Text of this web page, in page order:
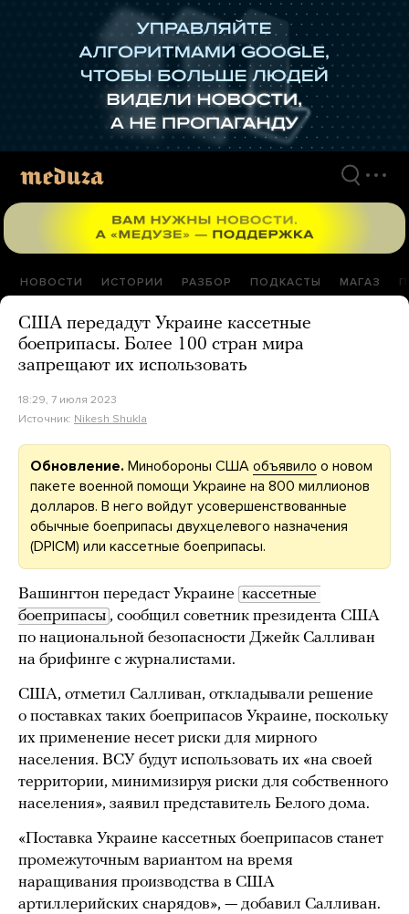
НОВОСТИ ИСТОРИИ РАЗБОР ПОДКАСТЫ МАГАЗ
США передадут Украине кассетные
боеприпасы. Более 100 стран мира
запрещают их использовать
18:29, 7 июля 2023
Источник: Nikesh Shukla
Обновление. Минобороны США объявило о новом
пакете военной помощи Украине на 800 миллионов
долларов. В него войдут усовершенствованные
обычные боеприпасы двухцелевого назначения
(DPICM) или кассетные боеприпасы.
Вашингтон передаст Украине кассетные
боеприпасы , сообщил советник президента США
по национальной безопасности Джейк Салливан
на брифинге с журналистами.
США, отметил Салливан, откладывали решение
о поставках таких боеприпасов Украине, поскольку
их применение несет риски для мирного
населения. ВСУ будут использовать их «на своей
территории, минимизируя риски для собственного
населения», заявил представитель Белого дома.
«Поставка Украине кассетных боеприпасов станет
промежуточным вариантом на время
наращивания производства в США
артиллерийских снарядов», — добавил Салливан.